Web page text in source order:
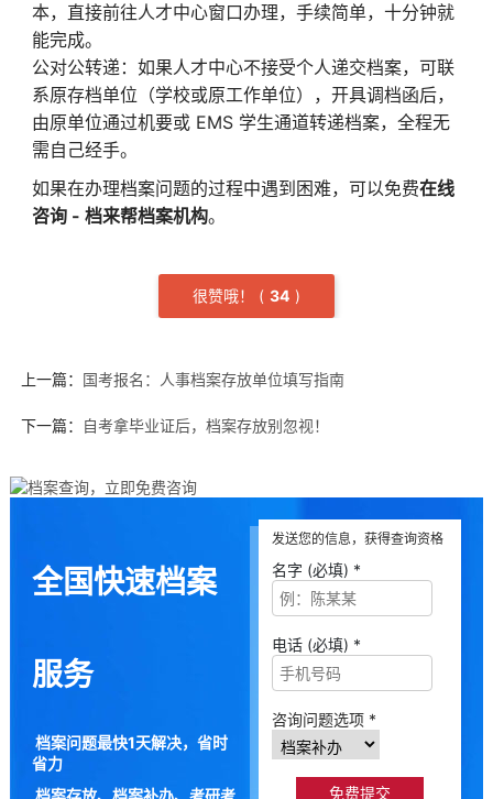
本，直接前往人才中心窗口办理，手续简单，十分钟就
能完成。
公对公转递：如果人才中心不接受个人递交档案，可联
系原存档单位（学校或原工作单位），开具调档函后，
由原单位通过机要或 EMS 学生通道转递档案，全程无
需自己经手。
如果在办理档案问题的过程中遇到困难，可以免费在线
咨询 - 档来帮档案机构。
很赞哦！ ( 34 )
上一篇： 国考报名：人事档案存放单位填写指南
下一篇： 自考拿毕业证后，档案存放别忽视！
全国快速档案
服务
档案问题最快1天解决，省时
省力
档案存放、档案补办、考研考
发送您的信息，获得查询资格
名字 (必填) *
电话 (必填) *
咨询问题选项 *